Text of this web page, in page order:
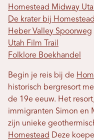
Homestead Midway
De krater bij Homestead
Heber Valley Spoorweg
Utah Film Trail
Folklore Boekhandel
Begin je reis bij de
historisch bergresort
de 19e eeuw. Het
immigranten Simon en
zijn unieke
Homestead Deze